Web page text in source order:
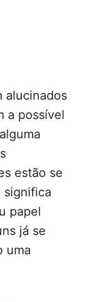
alucinados
a possível
estão se
significa
papel
já se
uma